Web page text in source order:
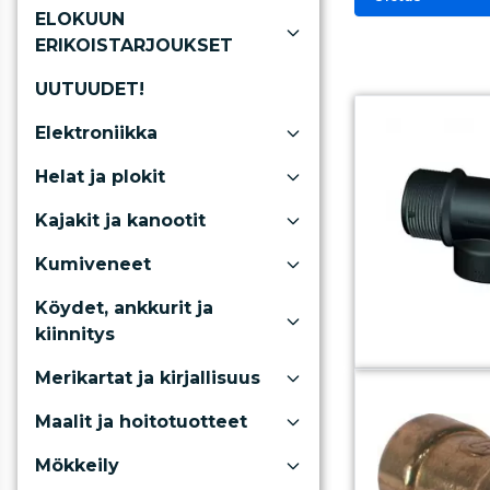
ELOKUUN
ERIKOISTARJOUKSET
UUTUUDET!
Elektroniikka
Helat ja plokit
Kajakit ja kanootit
Kumiveneet
Köydet, ankkurit ja
kiinnitys
Merikartat ja kirjallisuus
Maalit ja hoitotuotteet
Mökkeily